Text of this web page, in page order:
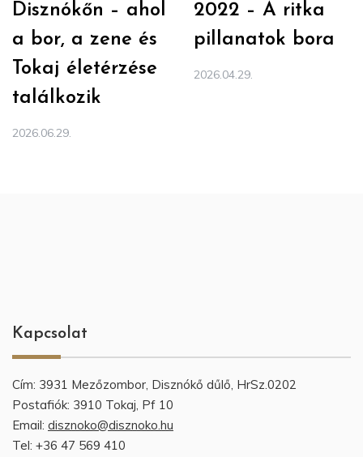
Disznókőn – ahol
a bor, a zene és
Tokaj életérzése
találkozik
2026.06.29.
2022 – A ritka
pillanatok bora
2026.04.29.
Kapcsolat
Cím: 3931 Mezőzombor, Disznókő dűlő, HrSz.0202
Postafiók: 3910 Tokaj, Pf 10
Email: disznoko@disznoko.hu
Tel: +36 47 569 410